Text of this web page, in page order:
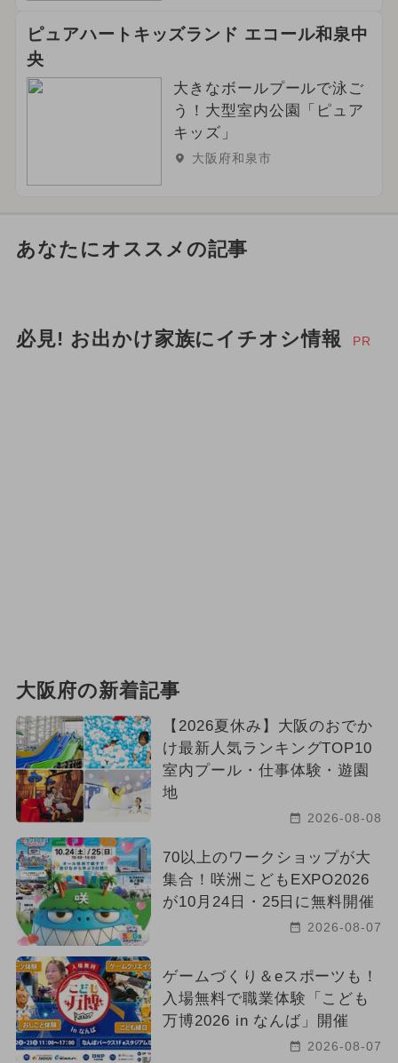
ピュアハートキッズランド エコール和泉中
央
大きなボールプールで泳ご
う！大型室内公園「ピュア
キッズ」
大阪府和泉市
あなたにオススメの記事
必見! お出かけ家族にイチオシ情報 PR
大阪府の新着記事
【2026夏休み】大阪のおでか
け最新人気ランキングTOP10
室内プール・仕事体験・遊園
地
2026-08-08
70以上のワークショップが大
集合！咲洲こどもEXPO2026
が10月24日・25日に無料開催
2026-08-07
ゲームづくり＆eスポーツも！
入場無料で職業体験「こども
万博2026 in なんば」開催
2026-08-07